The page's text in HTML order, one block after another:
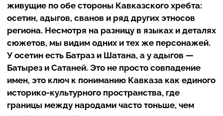
живущие по обе стороны Кавказского хребта:
осетин, адыгов, сванов и ряд других этносов
региона. Несмотря на разницу в языках и деталях
сюжетов, мы видим одних и тех же персонажей.
У осетин есть Батраз и Шатана, а у адыгов —
Батырез и Сатаней. Это не просто совпадение
имен, это ключ к пониманию Кавказа как единого
историко-культурного пространства, где
границы между народами часто тоньше, чем